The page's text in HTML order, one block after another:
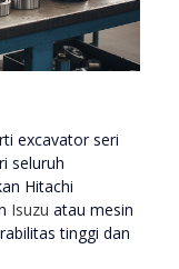
excavator seri
seluruh
Hitachi
Isuzu atau mesin
tinggi dan